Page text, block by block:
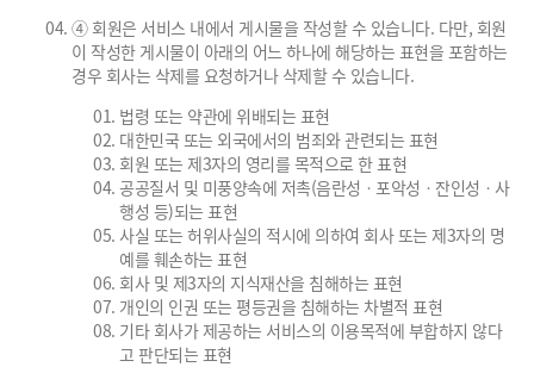
④ 회원은 서비스 내에서 게시물을 작성할 수 있습니다. 다만, 회원
이 작성한 게시물이 아래의 어느 하나에 해당하는 표현을 포함하는
경우 회사는 삭제를 요청하거나 삭제할 수 있습니다.
법령 또는 약관에 위배되는 표현
대한민국 또는 외국에서의 범죄와 관련되는 표현
회원 또는 제3자의 영리를 목적으로 한 표현
공공질서 및 미풍양속에 저촉(음란성ㆍ포악성ㆍ잔인성ㆍ사
행성 등)되는 표현
사실 또는 허위사실의 적시에 의하여 회사 또는 제3자의 명
예를 훼손하는 표현
회사 및 제3자의 지식재산을 침해하는 표현
개인의 인권 또는 평등권을 침해하는 차별적 표현
기타 회사가 제공하는 서비스의 이용목적에 부합하지 않다
고 판단되는 표현